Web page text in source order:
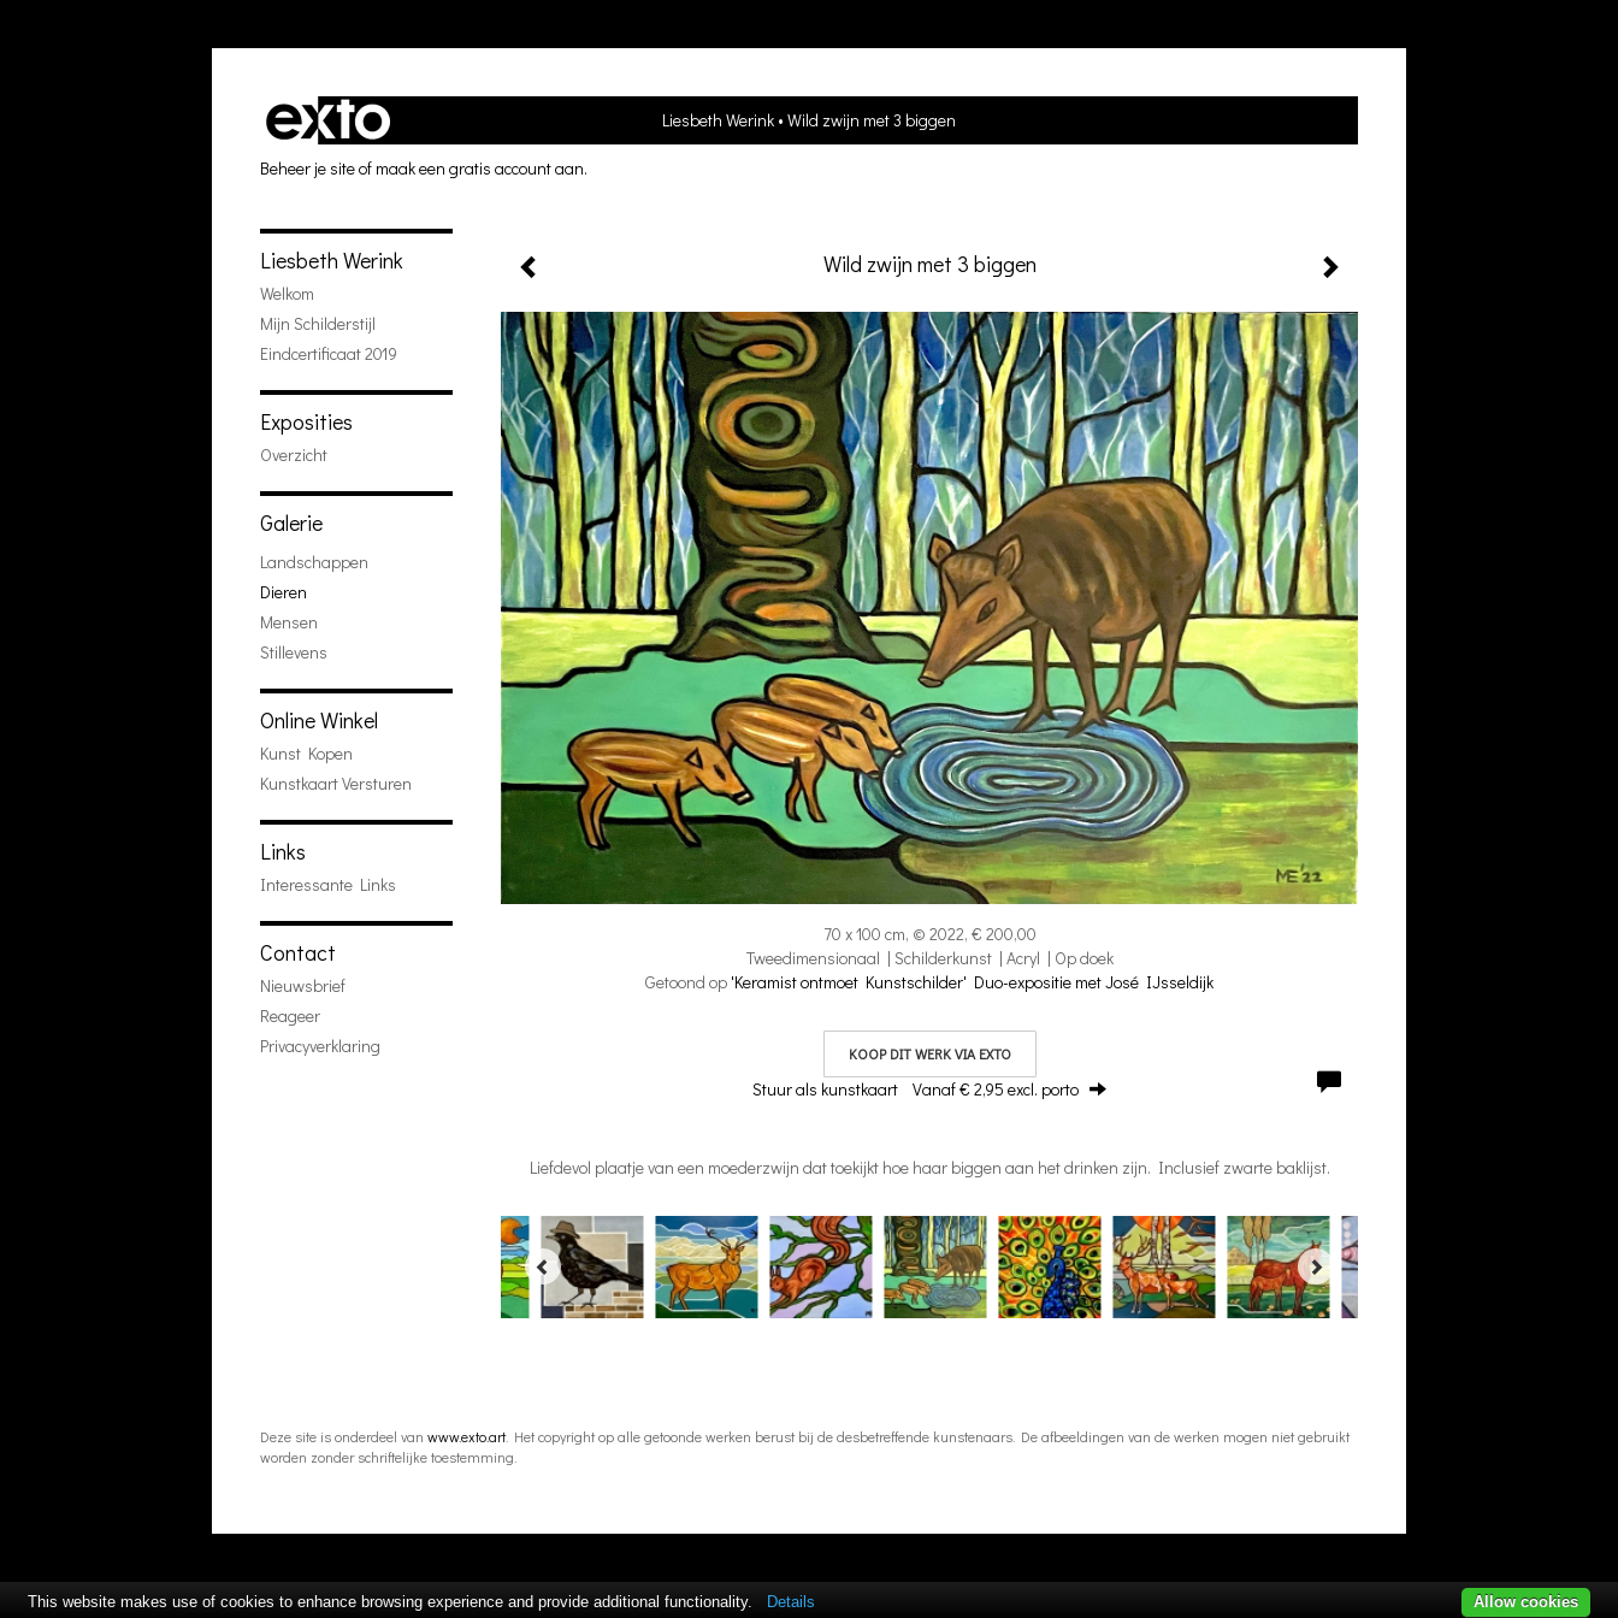
Liesbeth Werink Wild zwijn met 3 biggen
Beheer je siteof maak een gratis account aan.
Wild zwijn met 3 biggen
70 x 100 cm, © 2022, € 200,00
Tweedimensionaal | Schilderkunst | Acryl | Op doek
Getoond op 'Keramist ontmoet Kunstschilder' Duo-expositie met José IJsseldijk
KOOP DIT WERK VIA EXTO
Stuur als kunstkaart Vanaf € 2,95 excl. porto
Liefdevol plaatje van een moederzwijn dat toekijkt hoe haar biggen aan het drinken zijn. Inclusief zwarte baklijst.
Liesbeth Werink
Welkom
Mijn Schilderstijl
Eindcertificaat 2019
Exposities
Overzicht
Galerie
Landschappen
Dieren
Mensen
Stillevens
Online Winkel
Kunst Kopen
Kunstkaart Versturen
Links
Interessante Links
Contact
Nieuwsbrief
Reageer
Privacyverklaring
Deze site is onderdeel van www.exto.art. Het copyright op alle getoonde werken berust bij de desbetreffende kunstenaars. De afbeeldingen van de werken mogen niet gebruikt
worden zonder schriftelijke toestemming.
This website makes use of cookies to enhance browsing experience and provide additional functionality. Details Allow cookies